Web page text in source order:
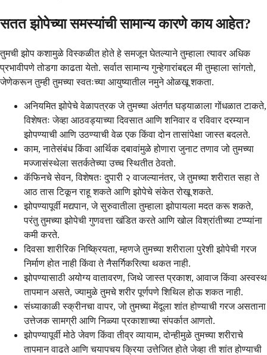
सतत झोपेच्या समस्यांची सामान्य कारणे काय आहेत?
तुमची झोप कशामुळे विस्कळीत होते हे समजून घेतल्याने तुम्हाला त्यावर अधिक
प्रभावीपणे तोडगा काढता येतो. सर्वात सामान्य गुन्हेगारांबद्दल मी तुम्हाला सांगतो,
जेणेकरून तुम्ही तुमच्या स्वतःच्या आयुष्यातील नमुने ओळखू शकता.
अनियमित झोपेचे वेळापत्रक जे तुमच्या अंतर्गत घड्याळाला गोंधळात टाकते,
विशेषतः जेव्हा आठवड्याच्या दिवसात आणि शनिवार व रविवार दरम्यान
झोपण्याची आणि उठण्याची वेळ एक किंवा दोन तासांपेक्षा जास्त बदलते.
काम, नातेसंबंध किंवा आर्थिक दबावांमुळे होणारा जुनाट तणाव जो तुमच्या
मज्जासंस्थेला सतर्कतेच्या उच्च स्थितीत ठेवतो.
कॅफिनचे सेवन, विशेषतः दुपारी २ वाजल्यानंतर, जे तुमच्या शरीरात सहा ते
आठ तास टिकून राहू शकते आणि झोपेचे संकेत रोखू शकते.
झोपण्यापूर्वी मद्यपान, जे सुरुवातीला तुम्हाला झोपायला मदत करू शकते,
परंतु तुमच्या झोपेची गुणवत्ता खंडित करते आणि खोल विश्रांतीच्या टप्प्यांना
कमी करते.
दिवसा शारीरिक निष्क्रियता, म्हणजे तुमच्या शरीराला पुरेशी झोपेची गरज
निर्माण होत नाही किंवा ते नैसर्गिकरित्या थकत नाही.
झोपण्यासाठी अयोग्य वातावरण, जिथे जास्त प्रकाश, आवाज किंवा अस्वस्थ
तापमान असते, ज्यामुळे तुमचे शरीर पूर्णपणे शिथिल होऊ शकत नाही.
संध्याकाळी स्क्रीनचा वापर, जो तुमच्या मेंदूला शांत होण्याची गरज असताना
उत्तेजक सामग्री आणि निळ्या प्रकाशाच्या संपर्कात आणतो.
झोपण्यापूर्वी मोठे जेवण किंवा तीव्र व्यायाम, दोन्हीमुळे तुमच्या शरीराचे
तापमान वाढते आणि चयापचय क्रिया उत्तेजित होते जेव्हा ती शांत होण्याची